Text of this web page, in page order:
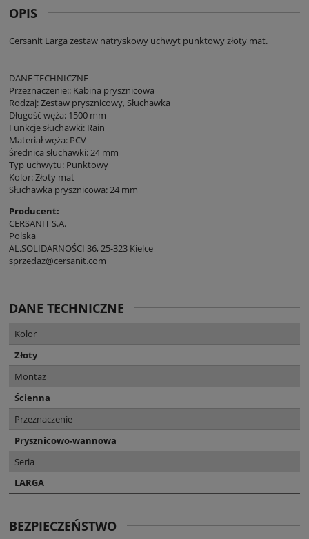
OPIS
Cersanit Larga zestaw natryskowy uchwyt punktowy złoty mat.
DANE TECHNICZNE
Przeznaczenie:: Kabina prysznicowa
Rodzaj: Zestaw prysznicowy, Słuchawka
Długość węża: 1500 mm
Funkcje słuchawki: Rain
Materiał węża: PCV
Średnica słuchawki: 24 mm
Typ uchwytu: Punktowy
Kolor: Złoty mat
Słuchawka prysznicowa: 24 mm
Producent:
CERSANIT S.A.
Polska
AL.SOLIDARNOŚCI 36, 25-323 Kielce
sprzedaz@cersanit.com
DANE TECHNICZNE
Kolor
Złoty
Montaż
Ścienna
Przeznaczenie
Prysznicowo-wannowa
Seria
LARGA
BEZPIECZEŃSTWO